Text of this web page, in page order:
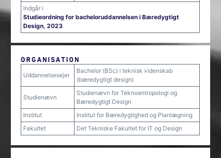
Indgår i
Studieordning for bacheloruddannelsen i Bæredygtigt
Design, 2023
ORGANISATION
Uddannelsesejer
Bachelor (BSc) i teknisk videnskab
(bæredygtigt design)
Studienævn
Studienævn for Teknoantropologi og
Bæredygtigt Design
Institut
Institut for Bæredygtighed og Planlægning
Fakultet
Det Tekniske Fakultet for IT og Design